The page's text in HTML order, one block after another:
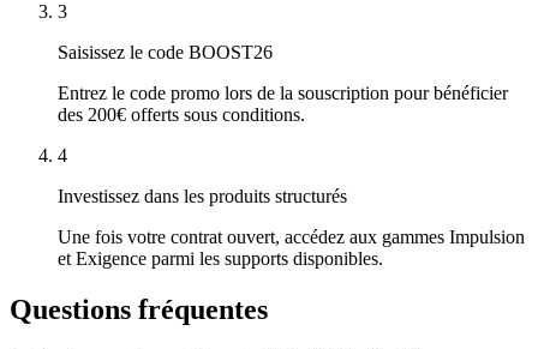
3
Saisissez le code BOOST26
Entrez le code promo lors de la souscription pour bénéficier
des 200€ offerts sous conditions.
4
Investissez dans les produits structurés
Une fois votre contrat ouvert, accédez aux gammes Impulsion
et Exigence parmi les supports disponibles.
Questions fréquentes